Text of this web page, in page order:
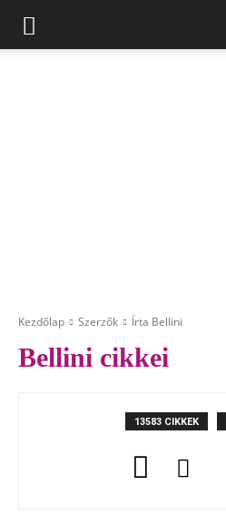
Kezdőlap Szerzők Írta Bellini
Bellini cikkei
13583 CIKKEK